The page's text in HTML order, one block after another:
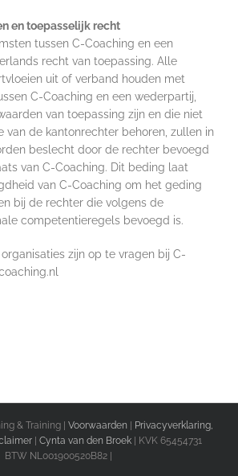
en toepasselijk recht
tussen C-Coaching en een
recht van toepassing. Alle
uit of verband houden met
C-Coaching en een wederpartij,
van toepassing zijn en die niet
van de kantonrechter behoren, zullen in
beslecht door de rechter bevoegd
van C-Coaching. Dit beding laat
van C-Coaching om het geding
bij de rechter die volgens de
competentieregels bevoegd is.
zijn op te vragen bij C-
& Training | Voorwaarden
Privacyverklaring,
Cynta van den Broek | KVK 65454731
BTW NL001900520B82 |